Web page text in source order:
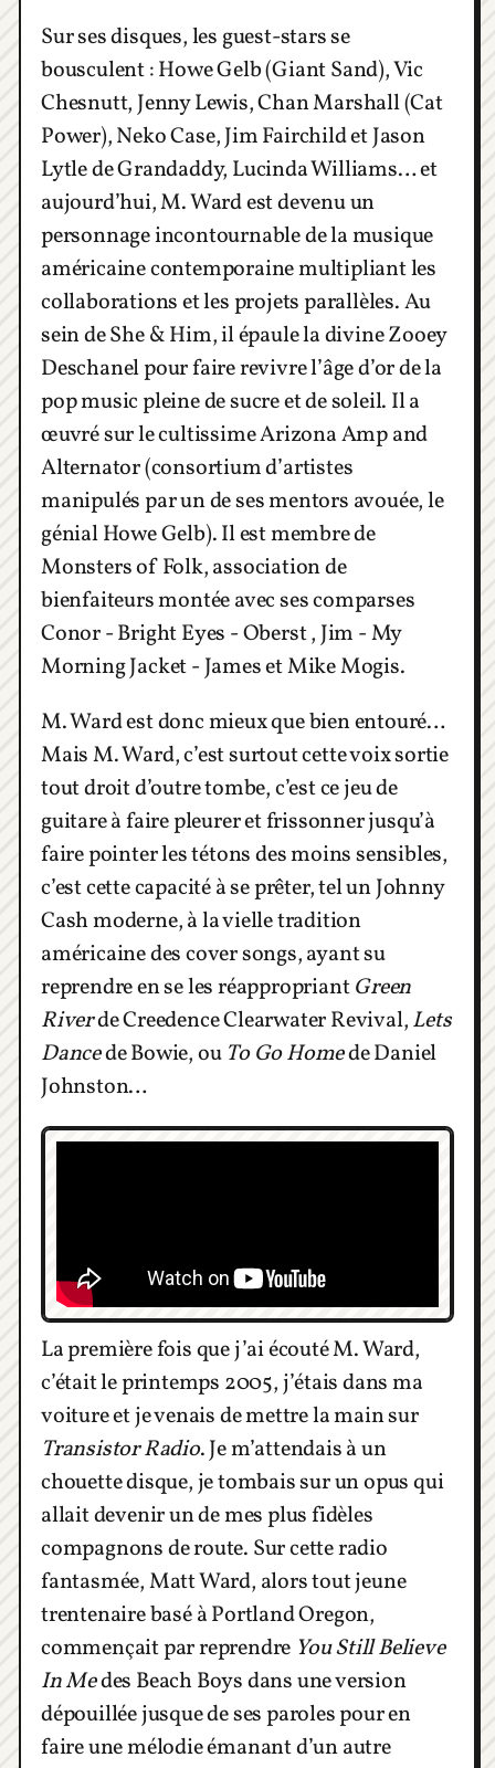
Sur ses disques, les guest-stars se
bousculent : Howe Gelb (Giant Sand), Vic
Chesnutt, Jenny Lewis, Chan Marshall (Cat
Power), Neko Case, Jim Fairchild et Jason
Lytle de Grandaddy, Lucinda Williams… et
aujourd’hui, M. Ward est devenu un
personnage incontournable de la musique
américaine contemporaine multipliant les
collaborations et les projets parallèles. Au
sein de She & Him, il épaule la divine Zooey
Deschanel pour faire revivre l’âge d’or de la
pop music pleine de sucre et de soleil. Il a
œuvré sur le cultissime Arizona Amp and
Alternator (consortium d’artistes
manipulés par un de ses mentors avouée, le
génial Howe Gelb). Il est membre de
Monsters of Folk, association de
bienfaiteurs montée avec ses comparses
Conor - Bright Eyes - Oberst , Jim - My
Morning Jacket - James et Mike Mogis.
M. Ward est donc mieux que bien entouré…
Mais M. Ward, c’est surtout cette voix sortie
tout droit d’outre tombe, c’est ce jeu de
guitare à faire pleurer et frissonner jusqu’à
faire pointer les tétons des moins sensibles,
c’est cette capacité à se prêter, tel un Johnny
Cash moderne, à la vielle tradition
américaine des cover songs, ayant su
reprendre en se les réappropriantGreen
Riverde Creedence Clearwater Revival,Lets
Dancede Bowie, ou To Go Homede Daniel
Johnston…
La première fois que j’ai écouté M. Ward,
c’était le printemps 2005, j’étais dans ma
voiture et je venais de mettre la main sur
Transistor Radio. Je m’attendais à un
chouette disque, je tombais sur un opus qui
allait devenir un de mes plus fidèles
compagnons de route. Sur cette radio
fantasmée, Matt Ward, alors tout jeune
trentenaire basé à Portland Oregon,
commençait par reprendre You Still Believe
In Medes Beach Boys dans une version
dépouillée jusque de ses paroles pour en
faire une mélodie émanant d’un autre